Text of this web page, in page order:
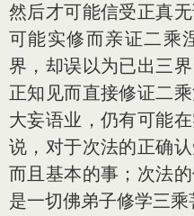
然后才可能信受正真
可能实修而亲证二乘
界，却误以为已出三
正知见而直接修证二
大妄语业，仍有可能
说，对于次法的正确
而且基本的事；次法
是一切佛弟子修学三乘